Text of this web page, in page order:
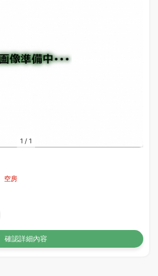
1 / 1
空房
確認詳細內容